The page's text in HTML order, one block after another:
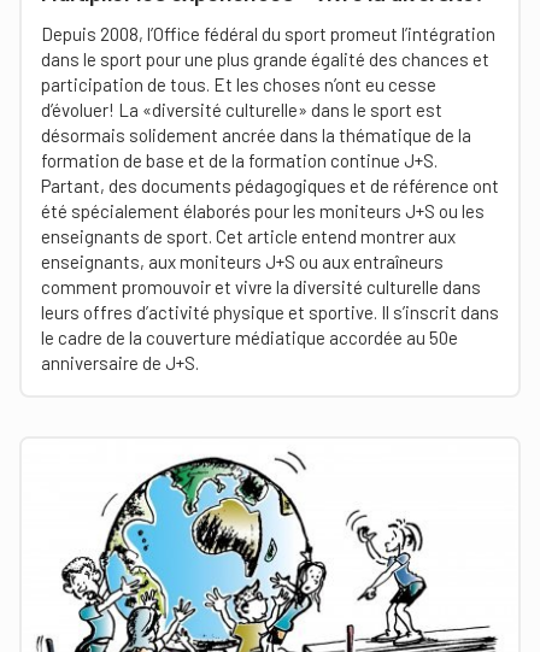
Depuis 2008, l’Office fédéral du sport promeut l’intégration
dans le sport pour une plus grande égalité des chances et
participation de tous. Et les choses n’ont eu cesse
d’évoluer! La «diversité culturelle» dans le sport est
désormais solidement ancrée dans la thématique de la
formation de base et de la formation continue J+S.
Partant, des documents pédagogiques et de référence ont
été spécialement élaborés pour les moniteurs J+S ou les
enseignants de sport. Cet article entend montrer aux
enseignants, aux moniteurs J+S ou aux entraîneurs
comment promouvoir et vivre la diversité culturelle dans
leurs offres d’activité physique et sportive. Il s’inscrit dans
le cadre de la couverture médiatique accordée au 50e
anniversaire de J+S.